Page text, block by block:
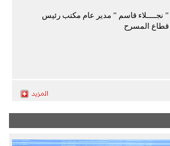
” نجــــلاء قاسم ” مدير عام مكتب رئيس
قطاع المسرح